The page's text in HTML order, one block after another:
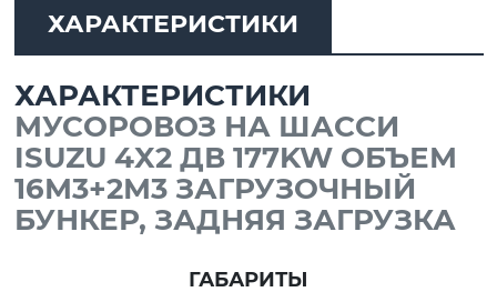
ХАРАКТЕРИСТИКИ
ХАРАКТЕРИСТИКИ
МУСОРОВОЗ НА ШАССИ
ISUZU 4X2 ДВ 177KW ОБЪЕМ
16М3+2М3 ЗАГРУЗОЧНЫЙ
БУНКЕР, ЗАДНЯЯ ЗАГРУЗКА
ГАБАРИТЫ